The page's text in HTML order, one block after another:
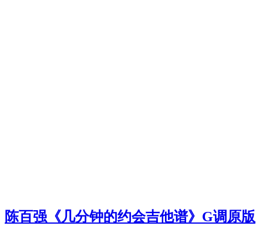
陈百强《几分钟的约会吉他谱》G调原版